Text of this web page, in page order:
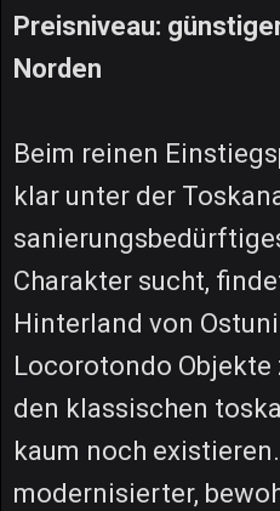
Preisniveau:
Norden
Beim reinen
klar unter der
Charakter sucht,
Hinterland von
Locorotondo Objekte
den klassischen
kaum noch
modernisierter,